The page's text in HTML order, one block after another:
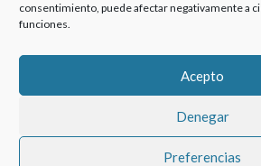
consentimiento, puede afectar negativamente a
funciones.
Acepto
Denegar
Preferencias